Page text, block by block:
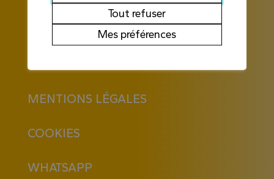
CONTACT
PLAN DU SITE
MENTIONS LÉGALES
COOKIES
WHATSAPP
Tout refuser
Mes préférences